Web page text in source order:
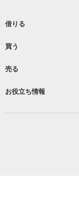
借りる
買う
売る
お役立ち情報